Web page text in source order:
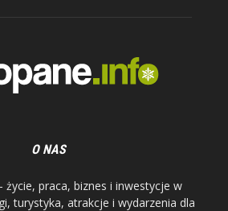
O NAS
życie, praca, biznes i inwestycje w
turystyka, atrakcje i wydarzenia dla